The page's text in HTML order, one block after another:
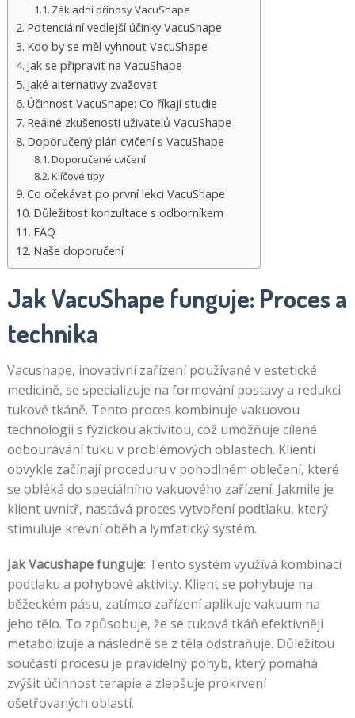
vynahradí
všechna
otočení
tohoto
bodu
Virtuální
kasino
hraje
skutečné
peníze
Unique
Casino Cz
2026 Review
Vaše
karty
CCV,
číslo,
a
datum
vypršení
platnosti
je
vše,
potřebujete
ke
spuštění
Dnešní
Casino
Bonusy
Craps
fanoušci
mohou
příkop
všechny
Základní přínosy VacuShape
Potenciální vedlejší účinky VacuShape
Kdo by se měl vyhnout VacuShape
Jak se připravit na VacuShape
Jaké alternativy zvažovat
Účinnost VacuShape: Co říkají studie
Reálné zkušenosti uživatelů VacuShape
Doporučený plán cvičení s VacuShape
Doporučené cvičení
Klíčové tipy
Co očekávat po první lekci VacuShape
Důležitost konzultace s odborníkem
FAQ
Naše doporučení
Jak VacuShape funguje: Proces a
technika
Vacushape, inovativní zařízení používané v estetické
medicíně, se specializuje na formování postavy a redukci
tukové tkáně. Tento proces kombinuje vakuovou
technologii s fyzickou aktivitou, což umožňuje cílené
odbourávání tuku v problémových oblastech. Klienti
obvykle začínají proceduru v pohodlném oblečení, které
se obléká do speciálního vakuového zařízení. Jakmile je
klient uvnitř, nastává proces vytvoření podtlaku, který
stimuluje krevní oběh a lymfatický systém.
Jak Vacushape funguje: Tento systém využívá kombinaci
podtlaku a pohybové aktivity. Klient se pohybuje na
běžeckém pásu, zatímco zařízení aplikuje vakuum na
jeho tělo. To způsobuje, že se tuková tkáň efektivněji
metabolizuje a následně se z těla odstraňuje. Důležitou
součástí procesu je pravidelný pohyb, který pomáhá
zvýšit účinnost terapie a zlepšuje prokrvení
ošetřovaných oblastí.